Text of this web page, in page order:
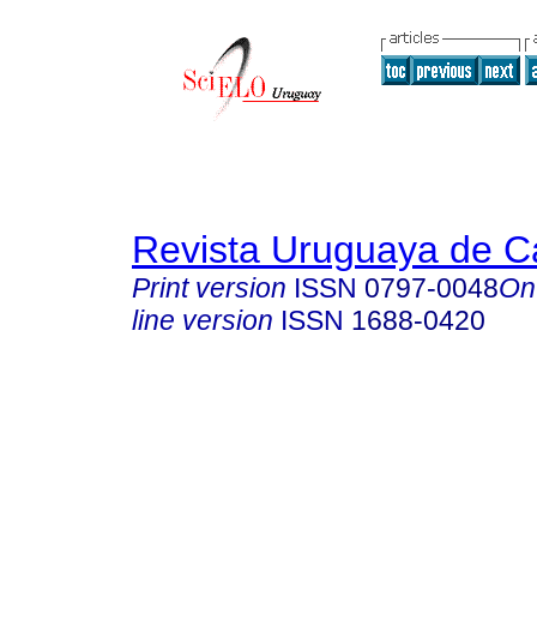
Revista Uruguaya de
Print version ISSN 0797-0048
line version ISSN 1688-0420